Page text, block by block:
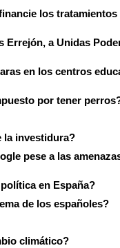
los tratamientos
Errejón, a Unidas
en los centros
por tener
la investidura?
pese a las
en España?
de los españoles?
climático?